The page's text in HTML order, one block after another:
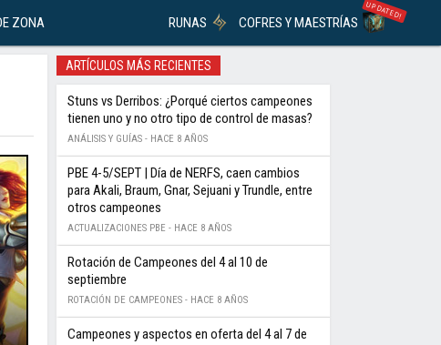
ZONA RUNAS COFRES Y MAESTRÍAS
UPDATED!
ARTÍCULOS MÁS RECIENTES
Stuns vs Derribos: ¿Porqué ciertos campeones
tienen uno y no otro tipo de control de masas?
ANÁLISIS Y GUÍAS - HACE 8 AÑOS
PBE 4-5/SEPT | Día de NERFS, caen cambios
para Akali, Braum, Gnar, Sejuani y Trundle, entre
otros campeones
ACTUALIZACIONES PBE - HACE 8 AÑOS
Rotación de Campeones del 4 al 10 de
septiembre
ROTACIÓN DE CAMPEONES - HACE 8 AÑOS
Campeones y aspectos en oferta del 4 al 7 de